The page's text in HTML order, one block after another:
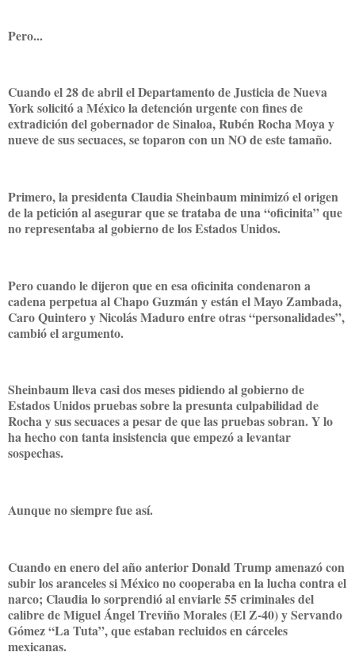
Pero...
Cuando el 28 de abril el Departamento de Justicia de Nueva
York solicitó a México la detención urgente con fines de
extradición del gobernador de Sinaloa, Rubén Rocha Moya y
nueve de sus secuaces, se toparon con un NO de este tamaño.
Primero, la presidenta Claudia Sheinbaum minimizó el origen
de la petición al asegurar que se trataba de una “oficinita” que
no representaba al gobierno de los Estados Unidos.
Pero cuando le dijeron que en esa oficinita condenaron a
cadena perpetua al Chapo Guzmán y están el Mayo Zambada,
Caro Quintero y Nicolás Maduro entre otras “personalidades”,
cambió el argumento.
Sheinbaum lleva casi dos meses pidiendo al gobierno de
Estados Unidos pruebas sobre la presunta culpabilidad de
Rocha y sus secuaces a pesar de que las pruebas sobran. Y lo
ha hecho con tanta insistencia que empezó a levantar
sospechas.
Aunque no siempre fue así.
Cuando en enero del año anterior Donald Trump amenazó con
subir los aranceles si México no cooperaba en la lucha contra el
narco; Claudia lo sorprendió al enviarle 55 criminales del
calibre de Miguel Ángel Treviño Morales (El Z-40) y Servando
Gómez “La Tuta”, que estaban recluidos en cárceles
mexicanas.